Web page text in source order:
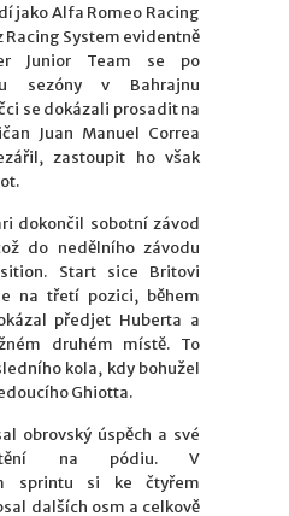
jako Alfa Romeo Racing
Racing System evidentně
Junior Team se po
sezóny v Bahrajnu
se dokázali prosadit na
Juan Manuel Correa
zastoupit ho však
dokončil sobotní závod
do nedělního závodu
Start sice Britovi
na třetí pozici, během
předjet Huberta a
druhém místě. To
kola, kdy bohužel
Ghiotta.
obrovský úspěch a své
na pódiu. V
sprintu si ke čtyřem
dalších osm a celkově